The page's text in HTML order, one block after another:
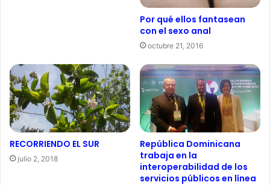
Por qué ellos fantasean
con el sexo anal
octubre 21, 2016
RECORRIENDO EL SUR
julio 2, 2018
República Dominicana
trabaja en la
interoperabilidad de los
servicios públicos en línea